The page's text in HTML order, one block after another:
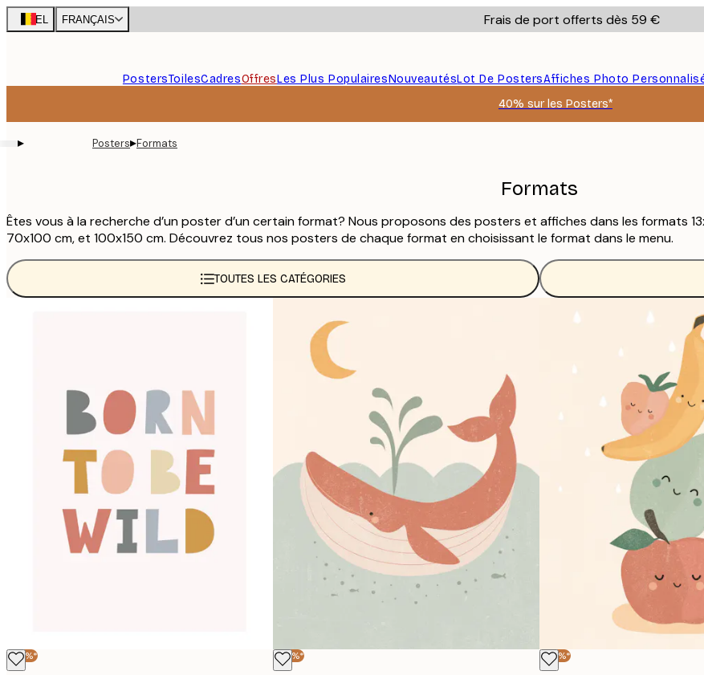
Skip
to
BEL FRANÇAIS Frais de port offerts dès 59 €
PostersToilesCadresOffresLes Plus PopulairesNouveautésLot De PostersAffiches Photo
40% sur les Posters*
▸ Posters▸Formats
Formats
Êtes vous à la recherche d’un poster d’un certain format? Nous proposons des posters et affiches dans les formats
70x100 cm, et 100x150 cm. Découvrez tous nos posters de chaque format en choisissant le format dans le menu.
TOUTES LES CATÉGORIES
-40%* -40%* -40%*